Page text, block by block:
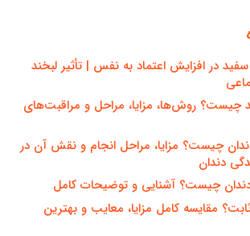
در افزایش اعتماد به نفس | تأثیر لبخند
چیست؟ روش‌ها، مزایا، مراحل و مراقبت‌های
چیست؟ مزایا، مراحل انجام و نقش آن در
دندان
چیست؟ آشنایی و توضیحات کامل
مقایسه کامل مزایا، معایب و بهترین